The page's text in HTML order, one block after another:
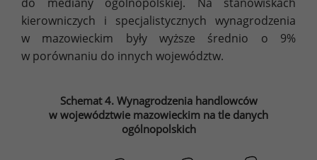
kierowniczych i specjalistycznych wynagrodzenia
w mazowieckim były wyższe średnio o 9%
w porównaniu do innych województw.
Schemat 4. Wynagrodzenia handlowców
w województwie mazowieckim na tle danych
ogólnopolskich